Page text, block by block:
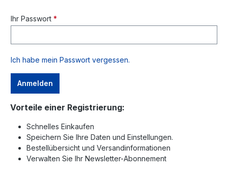
Ihr Passwort *
Ich habe mein Passwort vergessen.
Anmelden
Vorteile einer Registrierung:
Schnelles Einkaufen
Speichern Sie Ihre Daten und Einstellungen.
Bestellübersicht und Versandinformationen
Verwalten Sie Ihr Newsletter-Abonnement